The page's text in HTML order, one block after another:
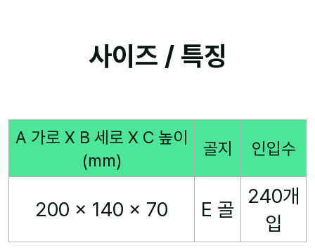
사이즈 / 특징
A 가로 X B 세로 X C 높이
(mm)
골지 인입수
200 x 140 x 70 E 골
240개
입